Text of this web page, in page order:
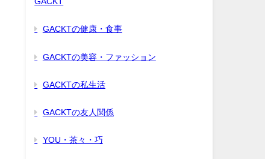
GACKTの健康・食事
GACKTの美容・ファッション
GACKTの私生活
GACKTの友人関係
YOU・茶々・巧